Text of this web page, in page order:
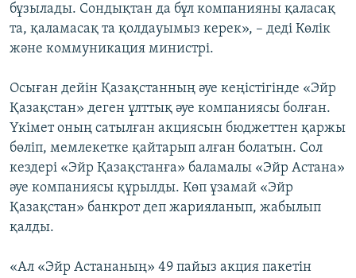
бұзылады. Сондықтан да бұл компанияны қаласақ
та, қаламасақ та қолдауымыз керек», – деді Көлік
және коммуникация министрі.
Осыған дейін Қазақстанның әуе кеңістігінде «Эйр
Қазақстан» деген ұлттық әуе компаниясы болған.
Үкімет оның сатылған акциясын бюджеттен қаржы
бөліп, мемлекетке қайтарып алған болатын. Сол
кездері «Эйр Қазақстанға» баламалы «Эйр Астана»
әуе компаниясы құрылды. Көп ұзамай «Эйр
Қазақстан» банкрот деп жарияланып, жабылып
қалды.
«Ал «Эйр Астананың» 49 пайыз акция пакетін